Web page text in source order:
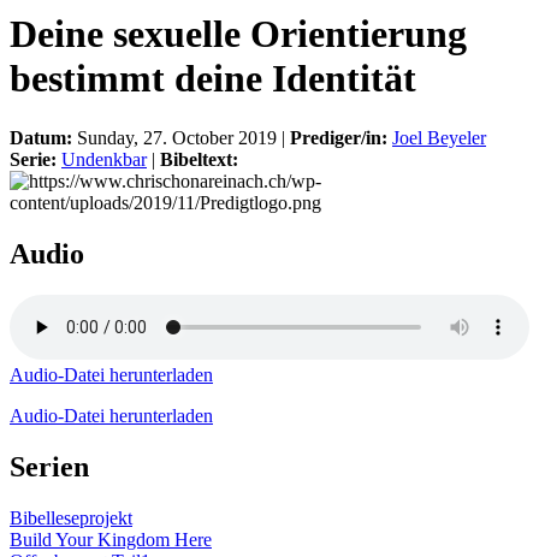
Deine sexuelle Orientierung
bestimmt deine Identität
Datum: Sunday, 27. October 2019 | Prediger/in: Joel Beyeler
Serie: Undenkbar| Bibeltext:
Audio
Audio-Datei herunterladen
Audio-Datei herunterladen
Serien
Bibelleseprojekt
Build Your Kingdom Here